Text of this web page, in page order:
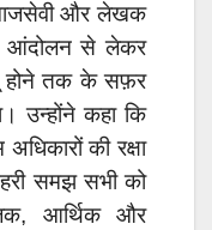
और लेखक
आंदोलन से लेकर
होने तक के सफ़र
उन्होंने कहा कि
की रक्षा
समझ सभी को
आर्थिक और